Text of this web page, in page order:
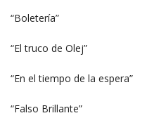
“Boletería”
“El truco de Olej”
“En el tiempo de la espera”
“Falso Brillante”